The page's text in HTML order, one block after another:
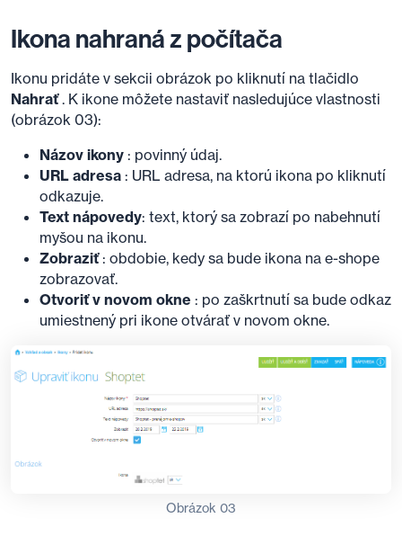
Ikona nahraná z počítača
Ikonu pridáte v sekcii obrázok po kliknutí na tlačidlo
Nahrať. K ikone môžete nastaviť nasledujúce vlastnosti
(obrázok 03):
Názov ikony : povinný údaj.
URL adresa : URL adresa, na ktorú ikona po kliknutí
odkazuje.
Text nápovedy: text, ktorý sa zobrazí po nabehnutí
myšou na ikonu.
Zobraziť: obdobie, kedy sa bude ikona na e-shope
zobrazovať.
Otvoriť v novom okne : po zaškrtnutí sa bude odkaz
umiestnený pri ikone otvárať v novom okne.
Obrázok 03